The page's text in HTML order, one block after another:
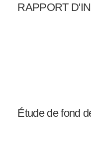
RAPPORT
Étude de fond